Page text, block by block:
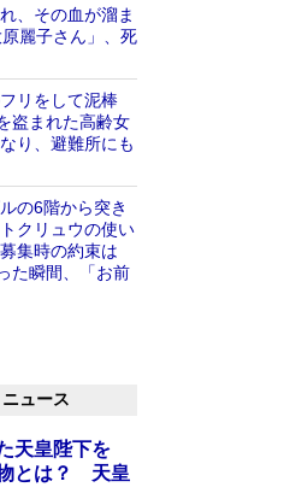
、その血が溜ま
麗子さん」、死
リをして泥棒
まれた高齢女
り、避難所にも
の6階から突き
クリュウの使い
集時の約束は
た瞬間、「お前
ニュース
天皇陛下を
物とは？ 天皇